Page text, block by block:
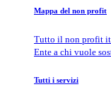
Mappa del non profit
Tutto il non profit
Ente a chi vuole
Tutti i servizi